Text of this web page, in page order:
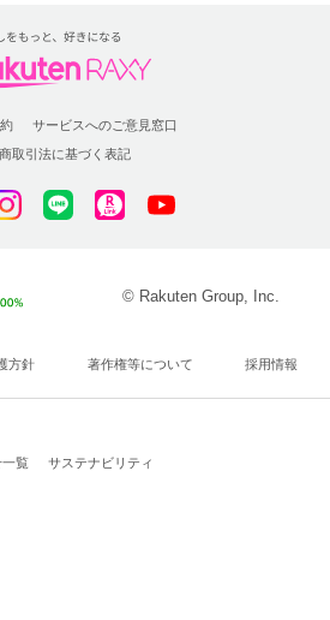
サービスへのご意見窓口
取引法に基づく表記
© Rakuten Group, Inc.
方針 著作権等について 採用情報
一覧 サステナビリティ